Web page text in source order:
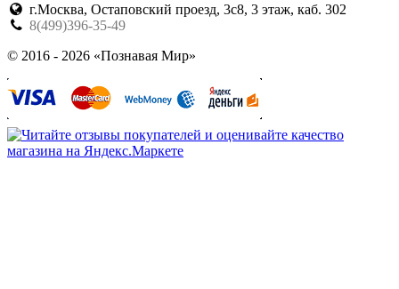
г.Москва, Остаповский проезд, 3с8, 3 этаж, каб. 302
8(499)396-35-49
© 2016 - 2026 «Познавая Мир»